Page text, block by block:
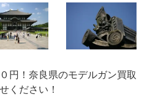
円！奈良県のモデルガン買取
ください！